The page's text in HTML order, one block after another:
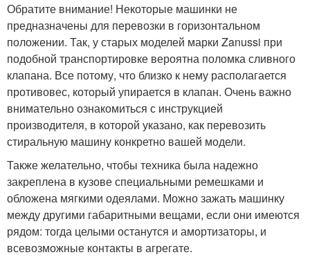
Обратите внимание! Некоторые машинки не
предназначены для перевозки в горизонтальном
положении. Так, у старых моделей марки Zanussi при
подобной транспортировке вероятна поломка сливного
клапана. Все потому, что близко к нему располагается
противовес, который упирается в клапан. Очень важно
внимательно ознакомиться с инструкцией
производителя, в которой указано, как перевозить
стиральную машину конкретно вашей модели.
Также желательно, чтобы техника была надежно
закреплена в кузове специальными ремешками и
обложена мягкими одеялами. Можно зажать машинку
между другими габаритными вещами, если они имеются
рядом: тогда целыми останутся и амортизаторы, и
всевозможные контакты в агрегате.